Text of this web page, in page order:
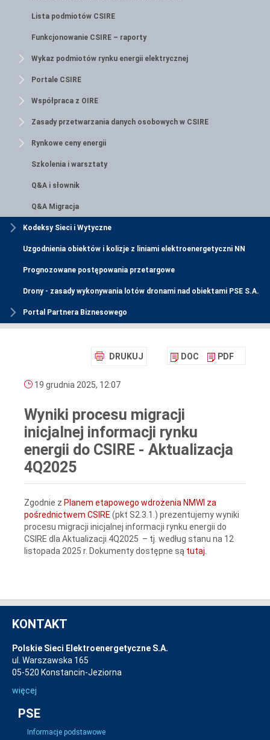
Lista podmiotów CSIRE
Funkcjonowanie CSIRE – raporty
Wykaz podmiotów rynku energii elektrycznej
Portale CSIRE
Współpraca z OIRE
Zasady przetwarzania danych osobowych w CSIRE
Rynkowe ceny energii
Szkolenia i warsztaty
Q&A i słownik
Q&A Migracja
Kodeksy Sieci i Wytyczne
Uzgodnienia obiektów i kolizje z liniami elektroenergetyczni NN
Prognozowane postępowania przetargowe
Drony - zasady wykonywania lotów dronami nad obiektami PSE S.A.
Portal Partnera Biznesowego
DRUKUJ DOC PDF
19 grudnia 2025, 12:07
Wyniki procesu migracji
inicjalnej informacji rynku
energii do CSIRE - Aktualizacja
4Q2025
Zgodnie z Planem etapowego wdrożenia NMWI za
pośrednictwem CSIRE (pkt S2.3.1.) prezentujemy wyniki
procesu migracji inicjalnej informacji rynku energii do
CSIRE dla Aktualizacji 4Q2025 – tj. według stanu na 12
listopada 2025 r. Dokumenty dostępne są tutaj.
KONTAKT
Polskie Sieci Elektroenergetyczne S.A.
ul. Warszawska 165
05-520 Konstancin-Jeziorna
więcej
PSE
Informacje podstawowe